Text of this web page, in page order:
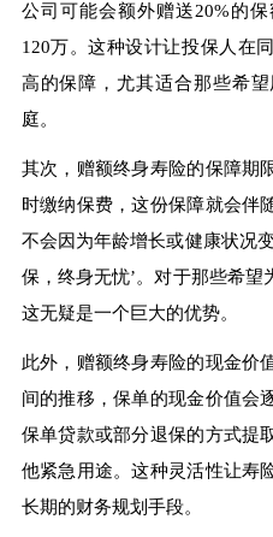
公司可能会额外赠送20%的
120万。这种设计让投保人在
高的保障，尤其适合那些希
庭。
其次，赠额终身寿险的保障期
时缴纳保费，这份保障就会伴
不会因为年龄增长或健康状况
保，终身无忧’。对于那些希望
这无疑是一个巨大的优势。
此外，赠额终身寿险的现金价
间的推移，保单的现金价值会
保单贷款或部分退保的方式提
他紧急用途。这种灵活性让寿
长期的财务规划手段。